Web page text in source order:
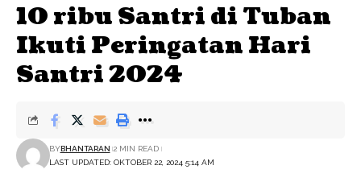
10 ribu Santri di Tuban
Ikuti Peringatan Hari
Santri 2024
LAST UPDATED: OKTOBER 22, 2024 5:14 AM
BYBHANTARAN 2 MIN READ